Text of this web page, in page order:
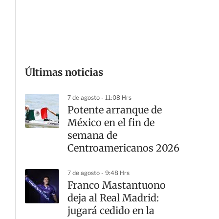
Últimas noticias
7 de agosto - 11:08 Hrs
Potente arranque de
México en el fin de
semana de
Centroamericanos 2026
7 de agosto - 9:48 Hrs
Franco Mastantuono
deja al Real Madrid:
jugará cedido en la